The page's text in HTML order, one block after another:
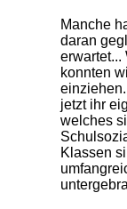
Manche
daran
erwartet...
konnten
jetzt ihr
welches
Klassen